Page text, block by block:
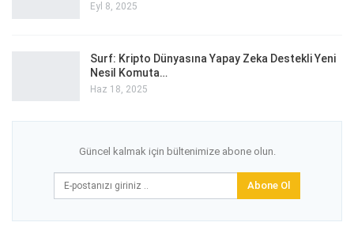
Eyl 8, 2025
Surf: Kripto Dünyasına Yapay Zeka Destekli Yeni
Nesil Komuta…
Haz 18, 2025
Güncel kalmak için bültenimize abone olun.
Abone Ol